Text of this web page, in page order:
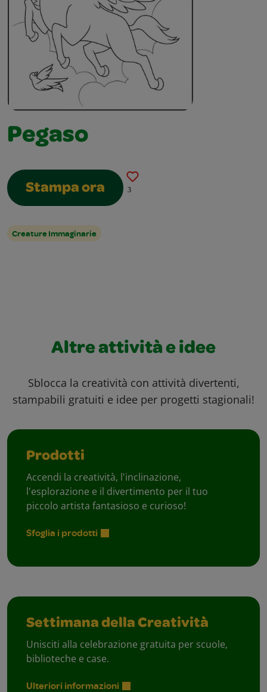
Pegaso
Stampa ora 3
Creature Immaginarie
Altre attività e idee
Sblocca la creatività con attività divertenti,
stampabili gratuiti e idee per progetti stagionali!
Prodotti
Accendi la creatività, l'inclinazione,
l'esplorazione e il divertimento per il tuo
piccolo artista fantasioso e curioso!
Sfoglia i prodotti
Settimana della Creatività
Unisciti alla celebrazione gratuita per scuole,
biblioteche e case.
Ulteriori informazioni